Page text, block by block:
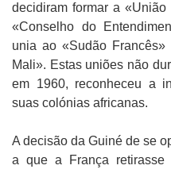
decidiram formar a
«Conselho do
unia ao «Sudão
Mali». Estas uniões não
em 1960, reconheceu a
suas colónias africanas.
A decisão da Guiné de se
a que a França